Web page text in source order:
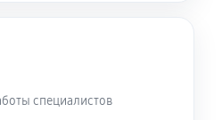
специалистов